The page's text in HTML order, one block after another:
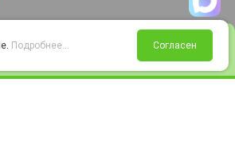
Избранное Корзина
Подробнее... Согласен